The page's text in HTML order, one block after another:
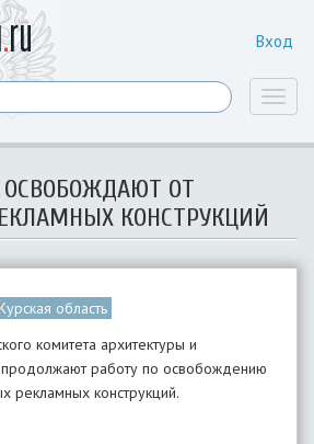
Вход
ОТ
КОНСТРУКЦИЙ
Курская область
комитета архитектуры и
продолжают работу по освобождению
рекламных конструкций.